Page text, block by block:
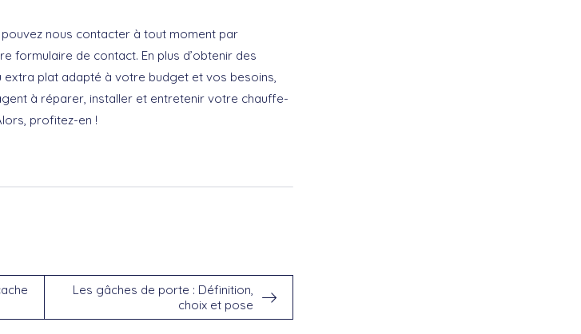
nous contacter à tout moment par
formulaire de contact. En plus d’obtenir des
plat adapté à votre budget et vos besoins,
à réparer, installer et entretenir votre chauffe-
profitez-en !
Les gâches de porte : Définition,
choix et pose